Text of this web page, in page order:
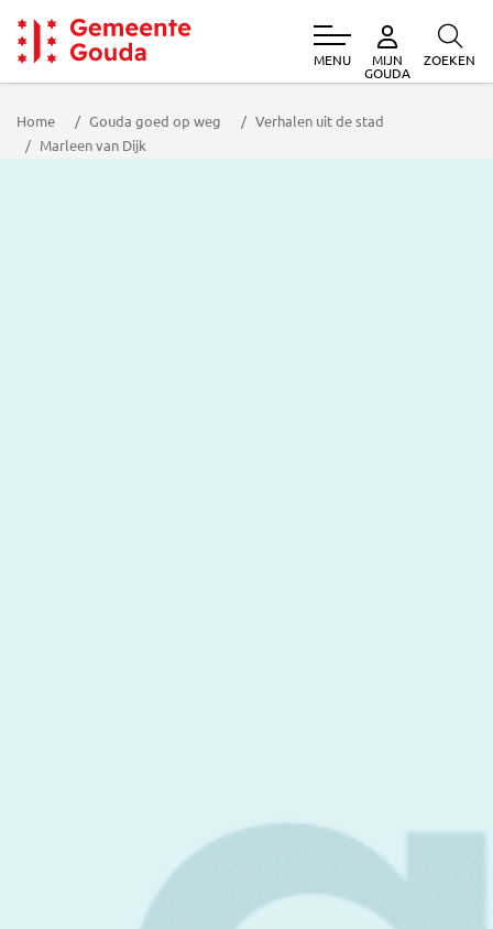
Gemeente Gouda
MENU MIJN
GOUDA
ZOEKEN
Home Gouda goed op weg
Verhalen uit de stad
Marleen van Dijk